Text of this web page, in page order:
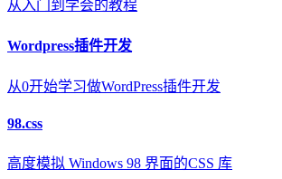
从入门到学会的教程
Wordpress插件开发
从0开始学习做WordPress插件开发
98.css
高度模拟 Windows 98 界面的CSS 库